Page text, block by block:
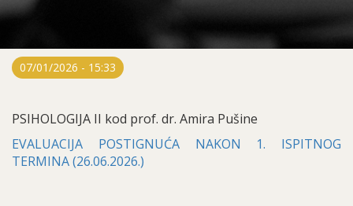
07/01/2026 - 15:33
PSIHOLOGIJA II kod prof. dr. Amira Pušine
EVALUACIJA POSTIGNUĆA NAKON 1. ISPITNOG
TERMINA (26.06.2026.)